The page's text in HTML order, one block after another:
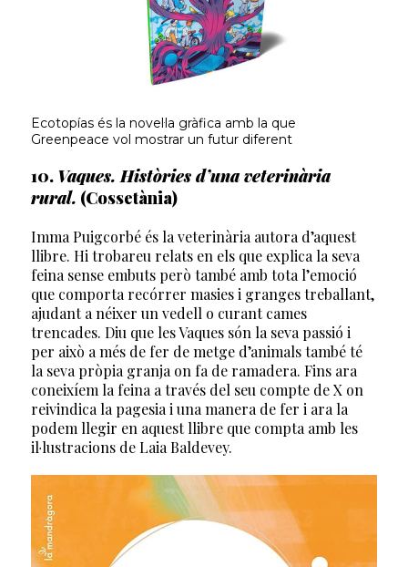
Ecotopías és la novel·la gràfica amb la que
Greenpeace vol mostrar un futur diferent
10. Vaques. Històries d’una veterinària
rural. (Cossetània)
Imma Puigcorbé és la veterinària autora d’aquest
llibre. Hi trobareu relats en els que explica la seva
feina sense embuts però també amb tota l’emoció
que comporta recórrer masies i granges treballant,
ajudant a néixer un vedell o curant cames
trencades. Diu que les Vaques són la seva passió i
per això a més de fer de metge d’animals també té
la seva pròpia granja on fa de ramadera. Fins ara
coneixíem la feina a través del seu compte de X on
reivindica la pagesia i una manera de fer i ara la
podem llegir en aquest llibre que compta amb les
il·lustracions de Laia Baldevey.